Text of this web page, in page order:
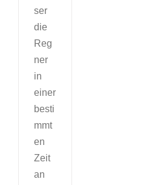
ser
die
Reg
ner
in
einer
besti
mmt
en
Zeit
an